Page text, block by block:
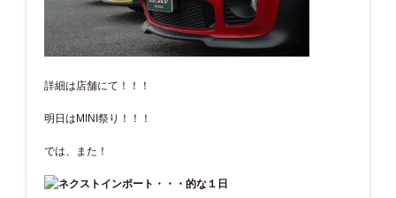
詳細は店舗にて！！！
明日はMINI祭り！！！
では、また！